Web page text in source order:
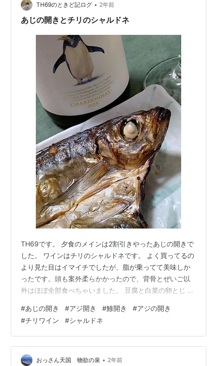
ンです。 では、素敵なおうちごはんを！ にほんブログ村
TH69のときど記ログ • 2年前
あじの開きとチリのシャルドネ
TH69です。 夕食のメインは2割引きやったあじの開きで
した。 ワインはチリのシャルドネです。 よく買ってるの
より見た目はイマイチでしたが、脂が乗ってて美味しか
ったです。頭も案外柔らかかったので、背骨とぜいご以
外はほぼ全部食べちゃいました。 豆腐と白菜の卵とじ ま
の甘煮、自家製毛豆の納豆 レタスとトマトともずくとひ
じきのサラダ、丸昌稲垣のこんぶ野沢菜漬け 腐りそうだ
った南瓜で作ったスイートパンプキン かぼちゃ味の何と
なく野菜っぽいスイーツになりました。 合わせたワイン
はチリのシャルドネ「El Howard Reserva Chardonnay…
#あじの開き #アジ開き #鯵開き #アジの開き
#チリワイン #シャルドネ
おっさん天国 物欲の泉 • 2年前